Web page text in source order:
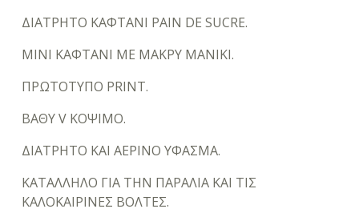
ΔΙΑΤΡΗΤΟ ΚΑΦΤΑΝΙ PAIN DE SUCRE.
ΜΙΝΙ ΚΑΦΤΑΝΙ ΜΕ ΜΑΚΡΥ ΜΑΝΙΚΙ.
ΠΡΩΤΟΤΥΠΟ PRINT.
ΒΑΘΥ V ΚΟΨΙΜΟ.
ΔΙΑΤΡΗΤΟ ΚΑΙ ΑΕΡΙΝΟ ΥΦΑΣΜΑ.
ΚΑΤΑΛΛΗΛΟ ΓΙΑ ΤΗΝ ΠΑΡΑΛΙΑ ΚΑΙ ΤΙΣ
ΚΑΛΟΚΑΙΡΙΝΕΣ ΒΟΛΤΕΣ.